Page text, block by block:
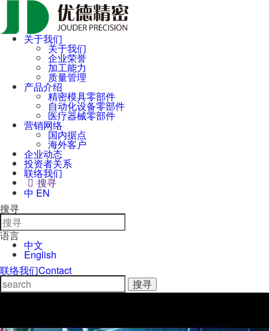
关于我们
关于我们
企业荣誉
加工能力
质量管理
产品介绍
精密模具零部件
自动化设备零部件
医疗器械零部件
营销网络
国内据点
海外客户
企业动态
投资者关系
联络我们
搜寻
中 EN
搜寻
语言
中文
English
联络我们Contact